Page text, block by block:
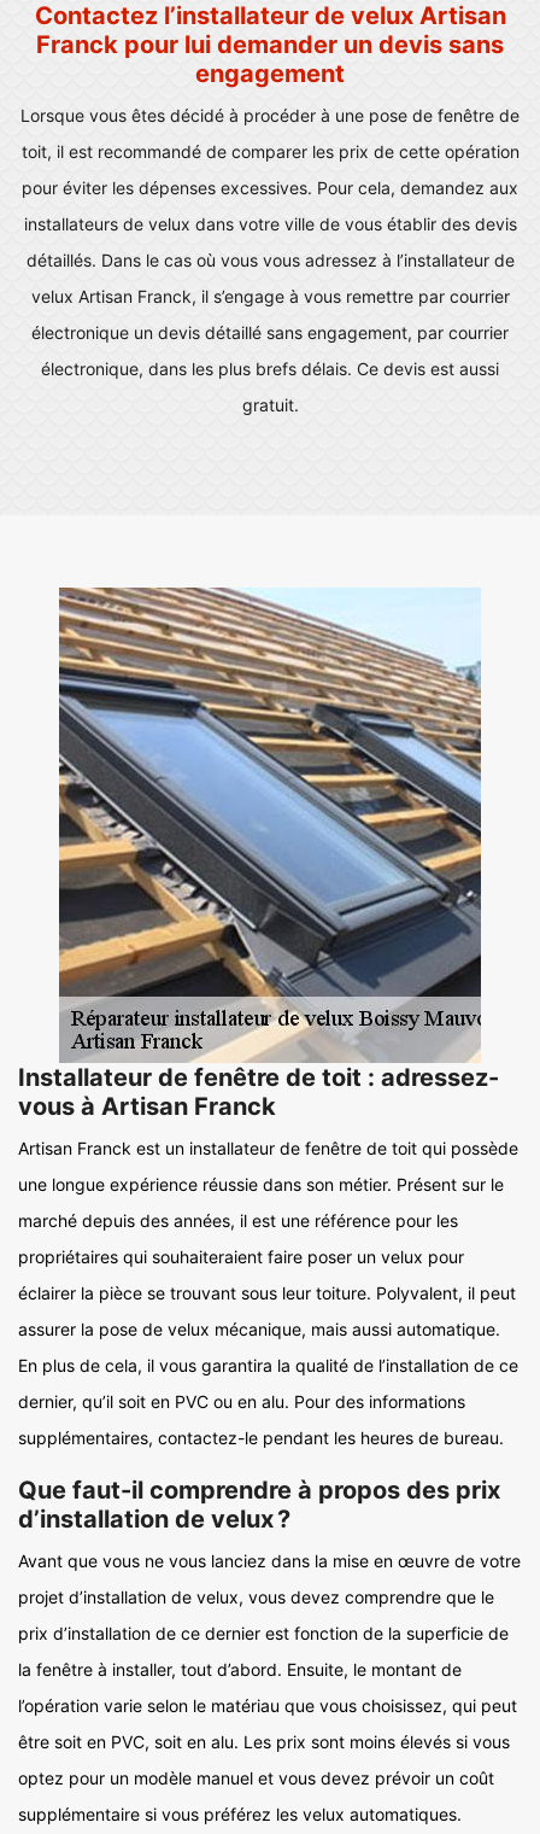
Contactez l’installateur de velux Artisan
Franck pour lui demander un devis sans
engagement
Lorsque vous êtes décidé à procéder à une pose de fenêtre de
toit, il est recommandé de comparer les prix de cette opération
pour éviter les dépenses excessives. Pour cela, demandez aux
installateurs de velux dans votre ville de vous établir des devis
détaillés. Dans le cas où vous vous adressez à l’installateur de
velux Artisan Franck, il s’engage à vous remettre par courrier
électronique un devis détaillé sans engagement, par courrier
électronique, dans les plus brefs délais. Ce devis est aussi
gratuit.
Installateur de fenêtre de toit : adressez-
vous à Artisan Franck
Artisan Franck est un installateur de fenêtre de toit qui possède
une longue expérience réussie dans son métier. Présent sur le
marché depuis des années, il est une référence pour les
propriétaires qui souhaiteraient faire poser un velux pour
éclairer la pièce se trouvant sous leur toiture. Polyvalent, il peut
assurer la pose de velux mécanique, mais aussi automatique.
En plus de cela, il vous garantira la qualité de l’installation de ce
dernier, qu’il soit en PVC ou en alu. Pour des informations
supplémentaires, contactez-le pendant les heures de bureau.
Que faut-il comprendre à propos des prix
d’installation de velux ?
Avant que vous ne vous lanciez dans la mise en œuvre de votre
projet d’installation de velux, vous devez comprendre que le
prix d’installation de ce dernier est fonction de la superficie de
la fenêtre à installer, tout d’abord. Ensuite, le montant de
l’opération varie selon le matériau que vous choisissez, qui peut
être soit en PVC, soit en alu. Les prix sont moins élevés si vous
optez pour un modèle manuel et vous devez prévoir un coût
supplémentaire si vous préférez les velux automatiques.